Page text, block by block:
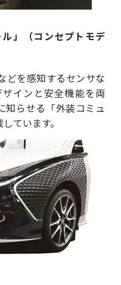
ル」（コンセプトモデ
どを感知するセンサな
インと安全機能を両
知らせる「外装コミュ
ています。